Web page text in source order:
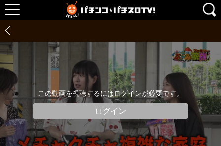
この動画を視聴するにはログインが必要です。
ログイン